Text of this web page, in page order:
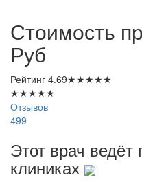
Стоимость
Руб
Рейтинг 4.69★★★★★
★★★★★
Отзывов
499
Этот врач
клиниках